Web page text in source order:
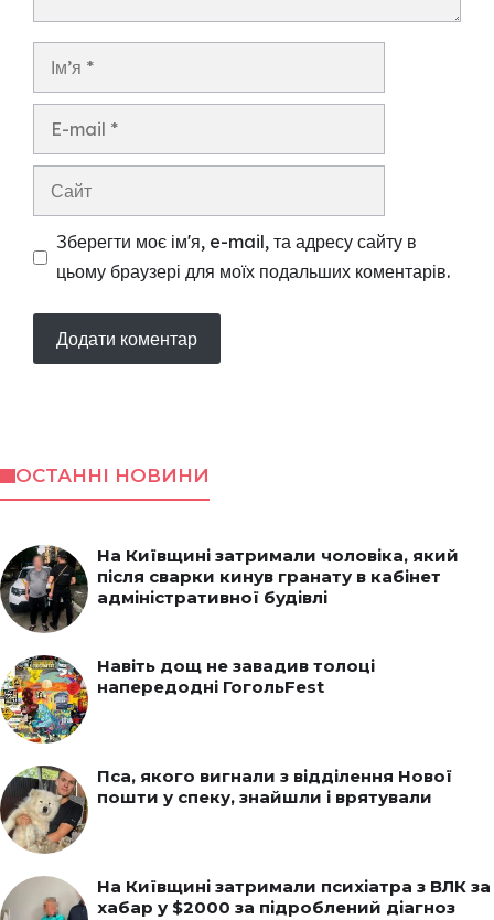
Ім’я
Сайт
Зберегти моє ім'я, e-mail, та адресу сайту в
цьому браузері для моїх подальших коментарів.
ОСТАННІ НОВИНИ
На Київщині затримали чоловіка, який
після сварки кинув гранату в кабінет
адміністративної будівлі
Навіть дощ не завадив толоці
напередодні ГогольFest
Пса, якого вигнали з відділення Нової
пошти у спеку, знайшли і врятували
На Київщині затримали психіатра з ВЛК за
хабар у $2000 за підроблений діагноз